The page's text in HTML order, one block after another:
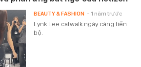
Lynk Lee catwalk ngày càng tiến
bộ.
BEAUTY & FASHION - 1 năm trước